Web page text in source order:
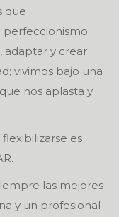
que
perfeccionismo
adaptar y crear
vivimos bajo una
nos aplasta y
es
las mejores
y un profesional